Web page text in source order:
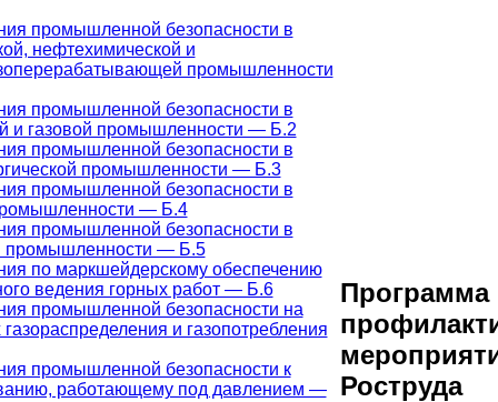
промышленной безопасности в
нефтехимической и
промышленности
промышленной безопасности в
и газовой промышленности — Б.2
промышленной безопасности в
промышленности — Б.3
промышленной безопасности в
— Б.4
промышленной безопасности в
промышленности — Б.5
по маркшейдерскому обеспечению
ведения горных работ — Б.6
промышленной безопасности на
газораспределения и газопотребления
промышленной безопасности к
работающему под давлением —
Программа
Роструда